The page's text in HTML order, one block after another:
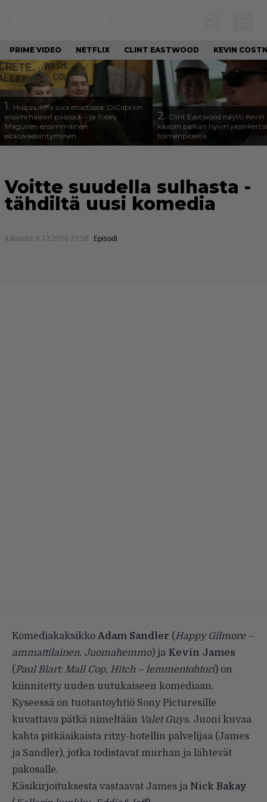
PRIME VIDEO NETFLIX CLINT EASTWOOD KEVIN
1. Huippuleffa suoratoistossa: DiCaprion
ensimmäinen päärooli – ja Tobey
Maguiren ensimmäinen
elokuvaesiintyminen
2. Clint Eastwood näytti Kevin
kaapin paikan hyvin
toimenpiteellä
Voitte suudella sulhasta -
tähdiltä uusi komedia
Julkaistu: 8.12.2010 21:58 Episodi
Komediakaksikko Adam Sandler ( Happy Gilmore –
ammattilainen, Juomahemmo) ja Kevin James
( Paul Blart: Mall Cop, Hitch – lemmentohtori) on
kiinnitetty uuden uutukaiseen komediaan.
Kyseessä on tuotantoyhtiö Sony Picturesille
kuvattava pätkä nimeltään Valet Guys. Juoni kuvaa
kahta pitkäaikaista ritzy-hotellin palvelijaa (James
ja Sandler), jotka todistavat murhan ja lähtevät
pakosalle.
Käsikirjoituksesta vastaavat James ja Nick Bakay